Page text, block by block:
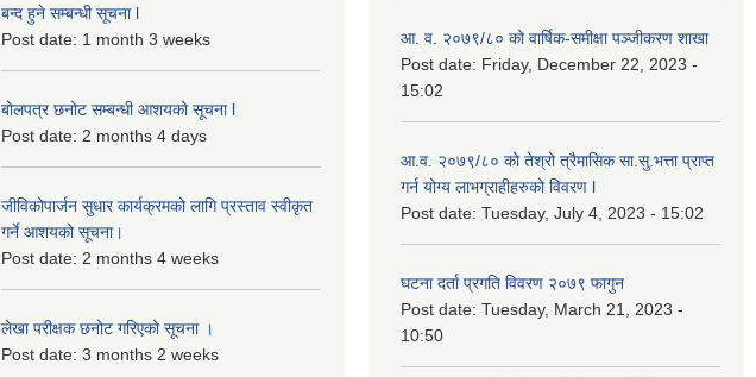
बन्द हुने सम्बन्धी सूचना l
Post date: 1 month 3 weeks
बोलपत्र छनोट सम्बन्धी आशयको सूचना l
Post date: 2 months 4 days
जीविकोपार्जन सुधार कार्यक्रमको लागि प्रस्ताव स्वीकृत
गर्ने आशयको सूचना।
Post date: 2 months 4 weeks
लेखा परीक्षक छनोट गरिएको सूचना ।
Post date: 3 months 2 weeks
आ. व. २०७९/८० को वार्षिक-समीक्षा पञ्जीकरण शाखा
Post date: Friday, December 22, 2023 -
15:02
आ.व. २०७९/८० को तेश्रो त्रैमासिक सा.सु.भ‍त्ता प्राप्त
गर्न योग्य लाभग्राहीहरुको विवरण l
Post date: Tuesday, July 4, 2023 - 15:02
घटना दर्ता प्रगति विवरण २०७९ फागुन
Post date: Tuesday, March 21, 2023 -
10:50